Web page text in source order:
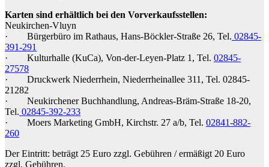
Karten sind erhältlich bei den Vorverkaufsstellen:
Neukirchen-Vluyn
· Bürgerbüro im Rathaus, Hans-Böckler-Straße 26, Tel. 02845-
391-291
· Kulturhalle (KuCa), Von-der-Leyen-Platz 1, Tel. 02845-
27578
· Druckwerk Niederrhein, Niederrheinallee 311, Tel. 02845-
21282
· Neukirchener Buchhandlung, Andreas-Bräm-Straße 18-20,
Tel. 02845-392-233
· Moers Marketing GmbH, Kirchstr. 27 a/b, Tel. 02841-882-
260
Der Eintritt: beträgt 25 Euro zzgl. Gebühren / ermäßigt 20 Euro
zzgl. Gebühren.